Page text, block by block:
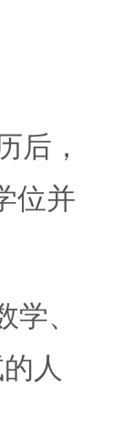
后，
位并
、
人